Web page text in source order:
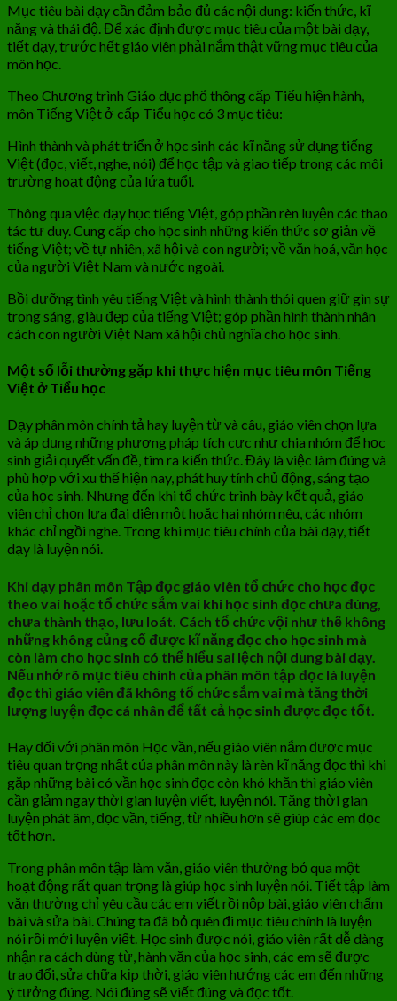
Mục tiêu bài dạy cần đảm bảo đủ các nội dung: kiến thức, kĩ
năng và thái độ. Để xác định được mục tiêu của một bài dạy,
tiết dạy, trước hết giáo viên phải nắm thật vững mục tiêu của
môn học.
Theo Chương trình Giáo dục phổ thông cấp Tiểu hiện hành,
môn Tiếng Việt ở cấp Tiểu học có 3 mục tiêu:
Hình thành và phát triển ở học sinh các kĩ năng sử dụng tiếng
Việt (đọc, viết, nghe, nói) để học tập và giao tiếp trong các môi
trường hoạt động của lứa tuổi.
Thông qua việc dạy học tiếng Việt, góp phần rèn luyện các thao
tác tư duy. Cung cấp cho học sinh những kiến thức sơ giản về
tiếng Việt; về tự nhiên, xã hội và con người; về văn hoá, văn học
của người Việt Nam và nước ngoài.
Bồi dưỡng tình yêu tiếng Việt và hình thành thói quen giữ gìn sự
trong sáng, giàu đẹp của tiếng Việt; góp phần hình thành nhân
cách con người Việt Nam xã hội chủ nghĩa cho học sinh.
Một số lỗi thường gặp khi thực hiện mục tiêu môn Tiếng
Việt ở Tiểu học
Dạy phân môn chính tả hay luyện từ và câu, giáo viên chọn lựa
và áp dụng những phương pháp tích cực như chia nhóm để học
sinh giải quyết vấn đề, tìm ra kiến thức. Đây là việc làm đúng và
phù hợp với xu thế hiện nay, phát huy tính chủ động, sáng tạo
của học sinh. Nhưng đến khi tổ chức trình bày kết quả, giáo
viên chỉ chọn lựa đại diện một hoặc hai nhóm nêu, các nhóm
khác chỉ ngồi nghe. Trong khi mục tiêu chính của bài dạy, tiết
dạy là luyện nói.
Khi dạy phân môn Tập đọc giáo viên tổ chức cho học đọc
theo vai hoặc tổ chức sắm vai khi học sinh đọc chưa đúng,
chưa thành thạo, lưu loát. Cách tổ chức vội như thế không
những không củng cố được kĩ năng đọc cho học sinh mà
còn làm cho học sinh có thể hiểu sai lệch nội dung bài dạy.
Nếu nhớ rõ mục tiêu chính của phân môn tập đọc là luyện
đọc thì giáo viên đã không tổ chức sắm vai mà tăng thời
lượng luyện đọc cá nhân để tất cả học sinh được đọc tốt.
Hay đối với phân môn Học vần, nếu giáo viên nắm được mục
tiêu quan trọng nhất của phân môn này là rèn kĩ năng đọc thì khi
gặp những bài có vần học sinh đọc còn khó khăn thì giáo viên
cần giảm ngay thời gian luyện viết, luyện nói. Tăng thời gian
luyện phát âm, đọc vần, tiếng, từ nhiều hơn sẽ giúp các em đọc
tốt hơn.
Trong phân môn tập làm văn, giáo viên thường bỏ qua một
hoạt động rất quan trọng là giúp học sinh luyện nói. Tiết tập làm
văn thường chỉ yêu cầu các em viết rồi nộp bài, giáo viên chấm
bài và sửa bài. Chúng ta đã bỏ quên đi mục tiêu chính là luyện
nói rồi mới luyện viết. Học sinh được nói, giáo viên rất dễ dàng
nhận ra cách dùng từ, hành văn của học sinh, các em sẽ được
trao đổi, sửa chữa kịp thời, giáo viên hướng các em đến những
ý tưởng đúng. Nói đúng sẽ viết đúng và đọc tốt.